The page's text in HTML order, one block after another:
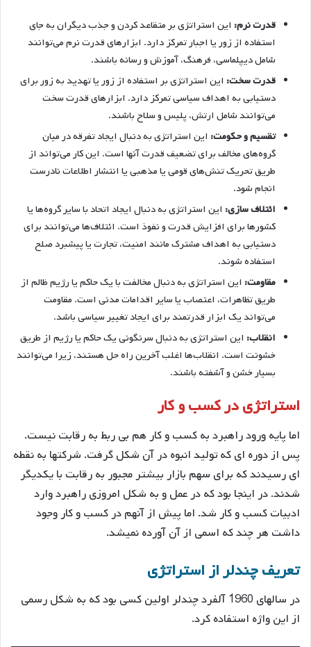
قدرت نرم: این استراتژی بر متقاعد کردن و جذب دیگران به جای
استفاده از زور یا اجبار تمرکز دارد. ابزارهای قدرت نرم می‌توانند
شامل دیپلماسی، فرهنگ، آموزش و رسانه باشند.
قدرت سخت: این استراتژی بر استفاده از زور یا تهدید به زور برای
دستیابی به اهداف سیاسی تمرکز دارد. ابزارهای قدرت سخت
می‌توانند شامل ارتش، پلیس و سلاح باشند.
تقسیم و حکومت: این استراتژی به دنبال ایجاد تفرقه در میان
گروه‌های مخالف برای تضعیف قدرت آنها است. این کار می‌تواند از
طریق تحریک تنش‌های قومی یا مذهبی یا انتشار اطلاعات نادرست
انجام شود.
ائتلاف سازی: این استراتژی به دنبال ایجاد اتحاد با سایر گروه‌ها یا
کشورها برای افزایش قدرت و نفوذ است. ائتلاف‌ها می‌توانند برای
دستیابی به اهداف مشترک مانند امنیت، تجارت یا پیشبرد صلح
استفاده شوند.
مقاومت: این استراتژی به دنبال مخالفت با یک حاکم یا رژیم ظالم از
طریق تظاهرات، اعتصاب یا سایر اقدامات مدنی است. مقاومت
می‌تواند یک ابزار قدرتمند برای ایجاد تغییر سیاسی باشد.
انقلاب: این استراتژی به دنبال سرنگونی یک حاکم یا رژیم از طریق
خشونت است. انقلاب‌ها اغلب آخرین راه حل هستند، زیرا می‌توانند
بسیار خشن و آشفته باشند.
استراتژی در کسب و کار
اما پایه ورود راهبرد به کسب و کار هم بی ربط به رقابت نیست.
پس از دوره ای که تولید انبوه در آن شکل گرفت. شرکتها به نقطه
ای رسیدند که برای سهم بازار بیشتر مجبور به رقابت با یکدیگر
شدند. در اینجا بود که در عمل و به شکل امروزی راهبرد وارد
ادبیات کسب و کار شد. اما پیش از آنهم در کسب و کار وجود
داشت هر چند که اسمی از آن آورده نمیشد.
تعریف چندلر از استراتژی
در سالهای 1960 آلفرد چندلر اولین کسی بود که به شکل رسمی
از این واژه استفاده کرد.